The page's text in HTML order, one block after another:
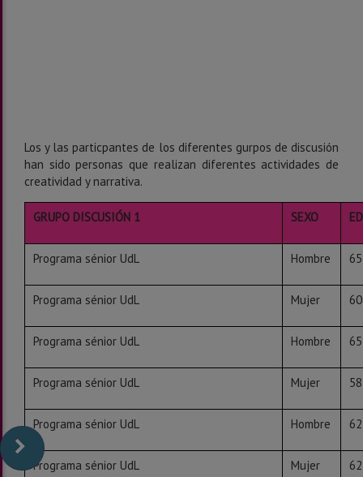
Los y las particpantes de los diferentes gurpos de discusión
han sido personas que realizan diferentes actividades de
creatividad y narrativa.
GRUPO DISCUSIÓN 1 SEXO
Programa sénior UdL Hombre 65
Programa sénior UdL Mujer 60
Programa sénior UdL Hombre 65
Programa sénior UdL Mujer 58
Programa sénior UdL Hombre 62
Programa sénior UdL Mujer 62